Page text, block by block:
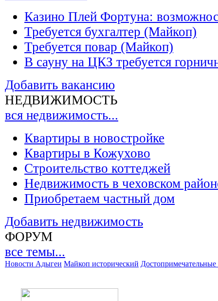
Казино Плей Фортуна:
Требуется бухгалтер (Майкоп)
Требуется повар (Майкоп)
В сауну на ЦКЗ требуется
Добавить вакансию
НЕДВИЖИМОСТЬ
вся недвижимость...
Квартиры в новостройке
Квартиры в Кожухово
Строительство коттеджей
Недвижимость в чеховском
Приобретаем частный дом
Добавить недвижимость
ФОРУМ
все темы...
Новости Адыгеи Майкоп исторический Достопримечательные